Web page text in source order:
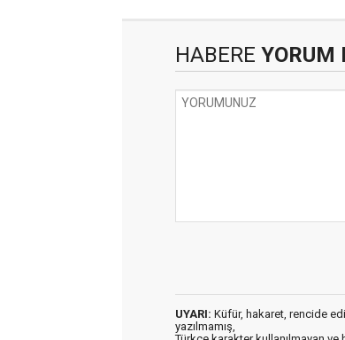
HABERE YORUM
UYARI: Küfür, hakaret, rencide
yazılmamış,